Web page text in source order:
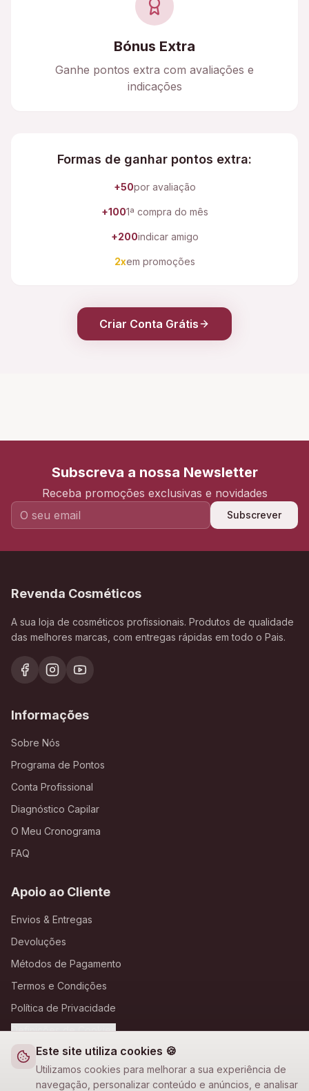
Este site utiliza cookies 🍪
Utilizamos cookies para melhorar a sua experiência de
navegação, personalizar conteúdo e anúncios, e analisar
Bónus Extra
Ganhe pontos extra com avaliações e
indicações
Formas de ganhar pontos extra:
+50por avaliação
+1001ª compra do mês
+200indicar amigo
2xem promoções
Criar Conta Grátis
Subscreva a nossa Newsletter
Receba promoções exclusivas e novidades
Subscrever
Revenda Cosméticos
A sua loja de cosméticos profissionais. Produtos de qualidade
das melhores marcas, com entregas rápidas em todo o Pais.
Informações
Sobre Nós
Programa de Pontos
Conta Profissional
Diagnóstico Capilar
O Meu Cronograma
FAQ
Apoio ao Cliente
Envios & Entregas
Devoluções
Métodos de Pagamento
Termos e Condições
Política de Privacidade
Definições de Cookies
A Loja Nova